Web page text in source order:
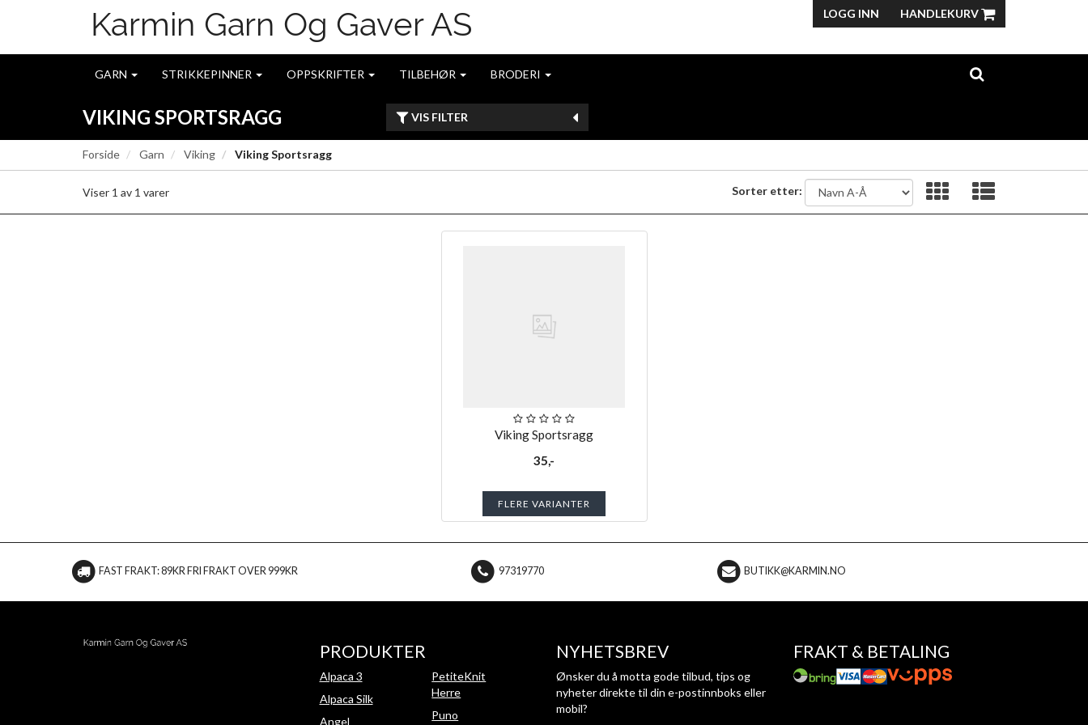
LOGG INN HANDLEKURV
GARN STRIKKEPINNER OPPSKRIFTER TILBEHØR BRODERI
VIKING SPORTSRAGG VIS FILTER
Forside Garn Viking Viking Sportsragg
Viser 1 av 1 varer Sorter etter:
Viking Sportsragg
35,-
FLERE VARIANTER
FAST FRAKT: 89KR FRI FRAKT OVER 999KR 97319770 BUTIKK@KARMIN.NO
PRODUKTER
Alpaca 3
Alpaca Silk
Angel
PetiteKnit
Herre
Puno
NYHETSBREV
Ønsker du å motta gode tilbud, tips og
nyheter direkte til din e-postinnboks eller
mobil?
FRAKT & BETALING